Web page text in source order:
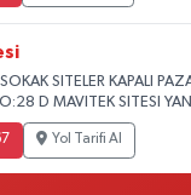
SITELER KAPALI
D MAVITEK SITESI YANI
Yol Tarifi Al